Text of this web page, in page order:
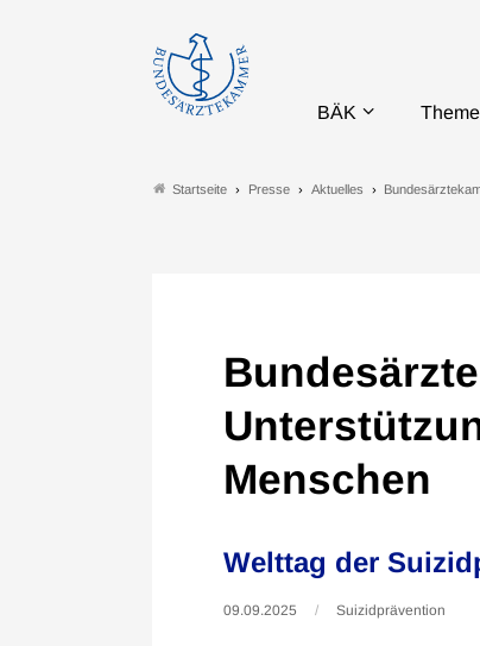
BÄK
Startseite Presse Aktuelles
Menschen
Welttag der
09.09.2025 Suizidprävention